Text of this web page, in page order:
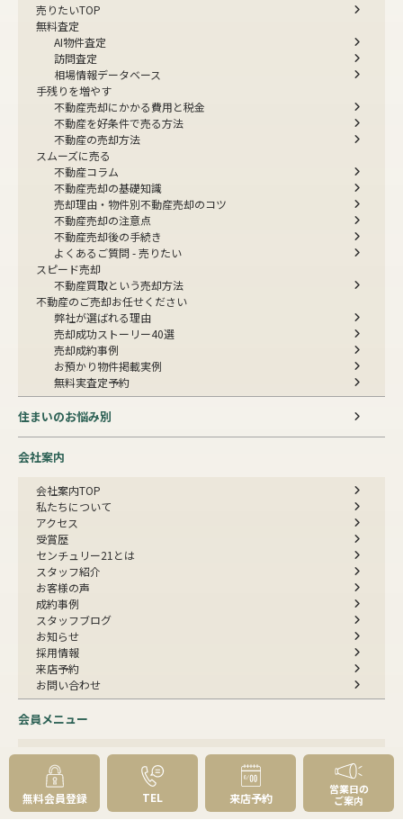
売りたいTOP
無料査定
AI物件査定
訪問査定
相場情報データベース
手残りを増やす
不動産売却にかかる費用と税金
不動産を好条件で売る方法
不動産の売却方法
スムーズに売る
不動産コラム
不動産売却の基礎知識
売却理由・物件別不動産売却のコツ
不動産売却の注意点
不動産売却後の手続き
よくあるご質問 - 売りたい
スピード売却
不動産買取という売却方法
不動産のご売却お任せください
弊社が選ばれる理由
売却成功ストーリー40選
売却成約事例
お預かり物件掲載実例
無料実査定予約
住まいのお悩み別
会社案内
会社案内TOP
私たちについて
アクセス
受賞歴
センチュリー21とは
スタッフ紹介
お客様の声
成約事例
スタッフブログ
お知らせ
採用情報
来店予約
お問い合わせ
会員メニュー
無料会員登録
マイページログイン
FOLLOW
無料会員登録 TEL 来店予約
営業日の
ご案内